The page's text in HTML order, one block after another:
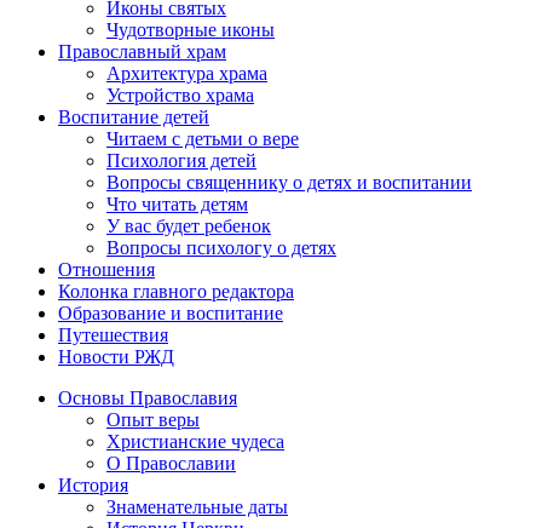
Иконы святых
Чудотворные иконы
Православный храм
Архитектура храма
Устройство храма
Воспитание детей
Читаем с детьми о вере
Психология детей
Вопросы священнику о детях и воспитании
Что читать детям
У вас будет ребенок
Вопросы психологу о детях
Отношения
Колонка главного редактора
Образование и воспитание
Путешествия
Новости РЖД
Основы Православия
Опыт веры
Христианские чудеса
О Православии
История
Знаменательные даты